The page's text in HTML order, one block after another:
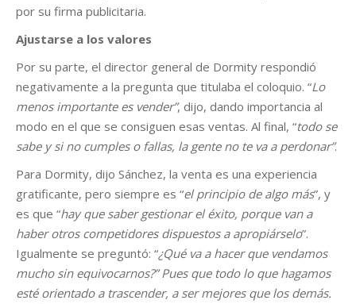
por su firma publicitaria.
Ajustarse a los valores
Por su parte, el director general de Dormity respondió
negativamente a la pregunta que titulaba el coloquio. “Lo
menos importante es vender”, dijo, dando importancia al
modo en el que se consiguen esas ventas. Al final, “todo se
sabe y si no cumples o fallas, la gente no te va a perdonar”.
Para Dormity, dijo Sánchez, la venta es una experiencia
gratificante, pero siempre es “el principio de algo más”, y
es que “hay que saber gestionar el éxito, porque van a
haber otros competidores dispuestos a apropiárselo”.
Igualmente se preguntó: “¿Qué va a hacer que vendamos
mucho sin equivocarnos?” Pues que todo lo que hagamos
esté orientado a trascender, a ser mejores que los demás.